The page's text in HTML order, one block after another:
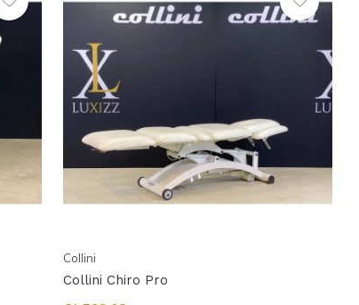
Collini
Collini Chiro Pro